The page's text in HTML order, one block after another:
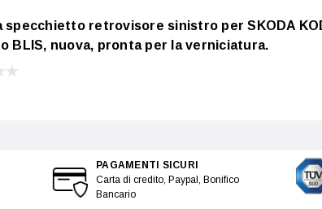
specchietto retrovisore sinistro per SKODA
BLIS, nuova, pronta per la verniciatura.
PAGAMENTI SICURI
Carta di credito, Paypal, Bonifico
Bancario